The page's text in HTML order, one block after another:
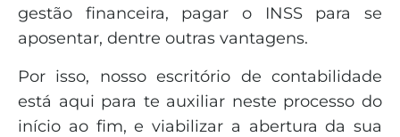
gestão financeira, pagar o INSS para se
aposentar, dentre outras vantagens.
Por isso, nosso escritório de contabilidade
está aqui para te auxiliar neste processo do
início ao fim, e viabilizar a abertura da sua